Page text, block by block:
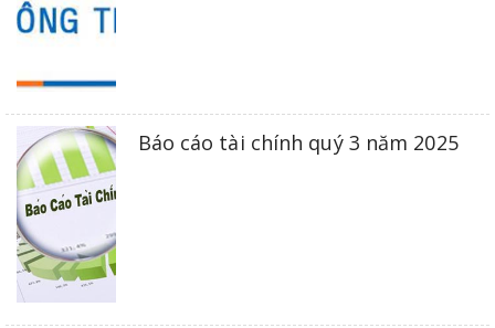
Báo cáo tài chính quý 3 năm 2025